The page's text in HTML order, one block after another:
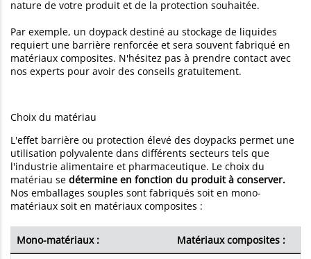
nature de votre produit et de la protection souhaitée.
Par exemple, un doypack destiné au stockage de liquides
requiert une barrière renforcée et sera souvent fabriqué en
matériaux composites. N'hésitez pas à prendre contact avec
nos experts pour avoir des conseils gratuitement.
Choix du matériau
L'effet barrière ou protection élevé des doypacks permet une
utilisation polyvalente dans différents secteurs tels que
l'industrie alimentaire et pharmaceutique. Le choix du
matériau se détermine en fonction du produit à conserver.
Nos emballages souples sont fabriqués soit en mono-
matériaux soit en matériaux composites :
Mono-matériaux : Matériaux composites :